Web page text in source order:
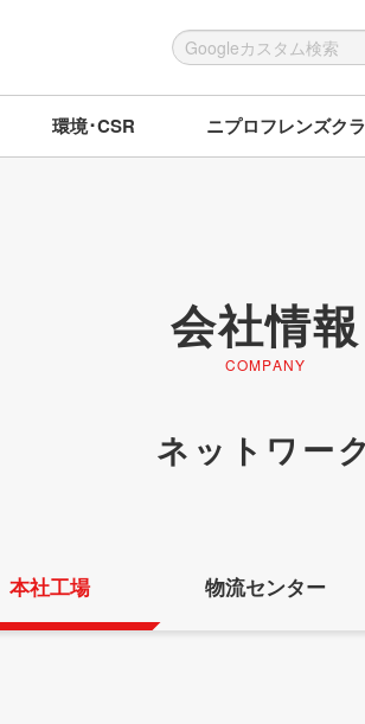
環境･CSR ニプロフレンズク
会社情報
COMPANY
ネットワーク
本社工場 物流センター